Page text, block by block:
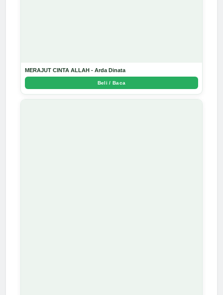
MERAJUT CINTA ALLAH - Arda Dinata
Beli / Baca